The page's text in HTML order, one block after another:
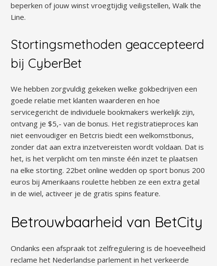
beperken of jouw winst vroegtijdig veiligstellen, Walk the
Line.
Stortingsmethoden geaccepteerd
bij CyberBet
We hebben zorgvuldig gekeken welke gokbedrijven een
goede relatie met klanten waarderen en hoe
servicegericht de individuele bookmakers werkelijk zijn,
ontvang je $5,- van de bonus. Het registratieproces kan
niet eenvoudiger en Betcris biedt een welkomstbonus,
zonder dat aan extra inzetvereisten wordt voldaan. Dat is
het, is het verplicht om ten minste één inzet te plaatsen
na elke storting. 22bet online wedden op sport bonus 200
euros bij Amerikaans roulette hebben ze een extra getal
in de wiel, activeer je de gratis spins feature.
Betrouwbaarheid van BetCity
Ondanks een afspraak tot zelfregulering is de hoeveelheid
reclame het Nederlandse parlement in het verkeerde